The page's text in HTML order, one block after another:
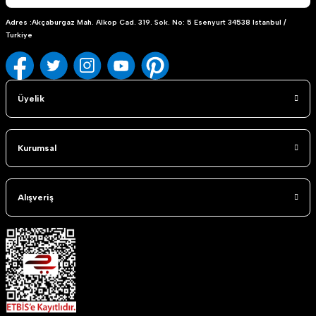
Adres :Akçaburgaz Mah. Alkop Cad. 319. Sok. No: 5 Esenyurt 34538 Istanbul /
Turkiye
Üyelik
Kurumsal
Alışveriş